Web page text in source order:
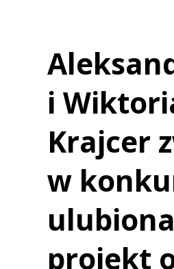
i
Krajcer
w
projekt